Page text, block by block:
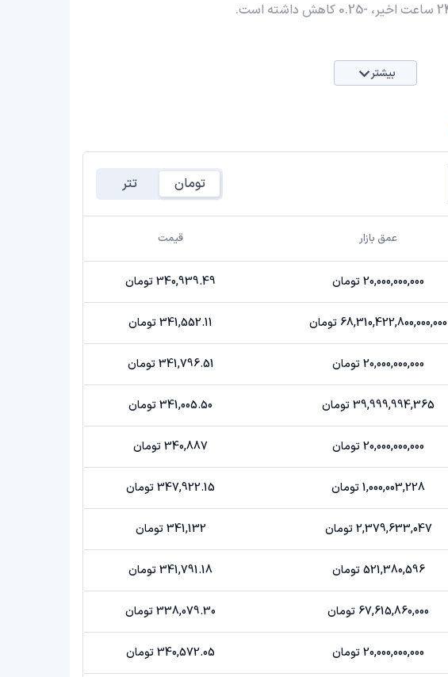
بیشتر
تومان تتر
عمق بازار قیمت
20,000,000,000 تومان 340,939.49 تومان
68,310,422,800,000,000 تومان 341,552.11 تومان
20,000,000,000 تومان 341,796.51 تومان
39,999,994,365 تومان 341,005.50 تومان
20,000,000,000 تومان 340,887 تومان
1,000,003,228 تومان 347,922.15 تومان
2,379,633,047 تومان 341,132 تومان
521,380,596 تومان 341,791.18 تومان
67,615,860,000 تومان 338,079.30 تومان
20,000,000,000 تومان 340,572.05 تومان